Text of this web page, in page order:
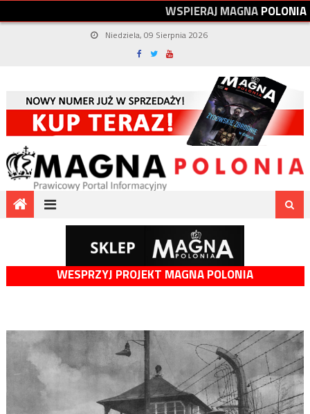
WSPIERAJMAGNAPOLONIA
Niedziela, 09 Sierpnia 2026
WESPRZYJ PROJEKT MAGNA POLONIA